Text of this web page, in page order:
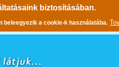
biztosításában.
beleegyezik a cookie-k használatába.